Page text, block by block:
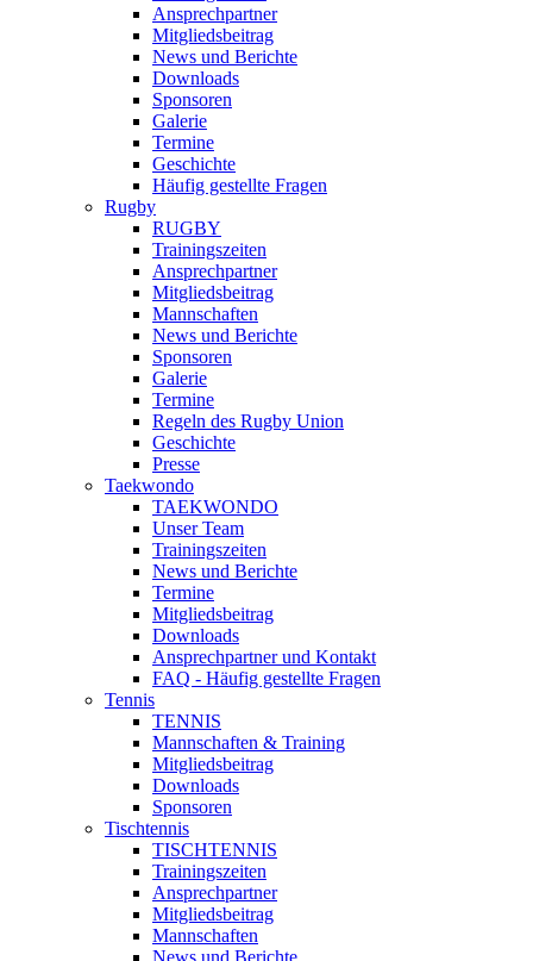
Ansprechpartner
Mitgliedsbeitrag
News und Berichte
Downloads
Sponsoren
Galerie
Termine
Geschichte
Häufig gestellte Fragen
Rugby
RUGBY
Trainingszeiten
Ansprechpartner
Mitgliedsbeitrag
Mannschaften
News und Berichte
Sponsoren
Galerie
Termine
Regeln des Rugby Union
Geschichte
Presse
Taekwondo
TAEKWONDO
Unser Team
Trainingszeiten
News und Berichte
Termine
Mitgliedsbeitrag
Downloads
Ansprechpartner und Kontakt
FAQ - Häufig gestellte Fragen
Tennis
TENNIS
Mannschaften & Training
Mitgliedsbeitrag
Downloads
Sponsoren
Tischtennis
TISCHTENNIS
Trainingszeiten
Ansprechpartner
Mitgliedsbeitrag
Mannschaften
News und Berichte